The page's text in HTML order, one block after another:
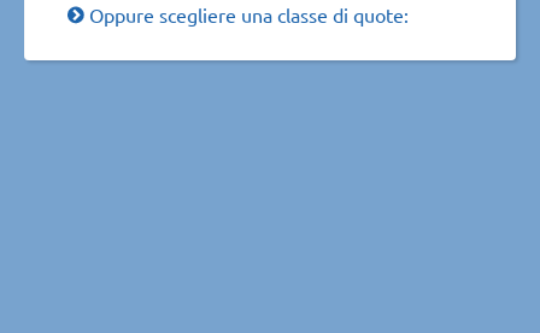
Oppure scegliere una classe di quote: